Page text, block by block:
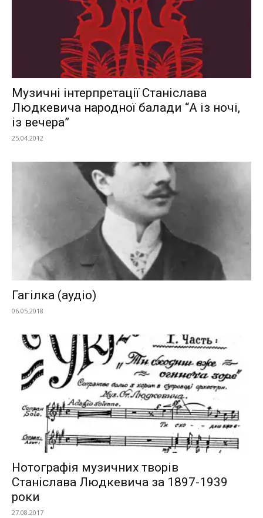
Музичні інтерпретації Станіслава
Людкевича народної балади “А із ночі,
із вечера”
25.04.2012
Гагілка (аудіо)
06.05.2018
Нотографія музичних творів
Станіслава Людкевича за 1897-1939
роки
27.08.2017